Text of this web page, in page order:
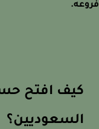
كيف افتح
السعوديين؟